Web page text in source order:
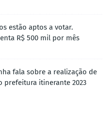
estão aptos a votar.
R$ 500 mil por mês
fala sobre a realização de
prefeitura itinerante 2023